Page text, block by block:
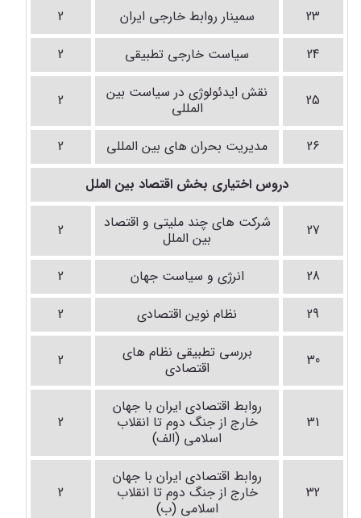
23 سمینار روابط خارجی ایران
2
24
سیاست خارجی تطبیقی 2
25
نقش ایدئولوژی در سیاست بین
المللی
2
26 مدیریت بحران های بین المللی
2
دروس اختیاری بخش اقتصاد بین الملل
27
شرکت های چند ملیتی و اقتصاد
بین الملل
2
28 انرژی و سیاست جهان
2
29
نظام نوین اقتصادی 2
30
بررسی تطبیقی نظام های
اقتصادی
2
31
روابط اقتصادی ایران با جهان
خارج از جنگ دوم تا انقلاب
اسلامی (الف)
2
32
روابط اقتصادی ایران با جهان
خارج از جنگ دوم تا انقلاب
اسلامی (ب)
2